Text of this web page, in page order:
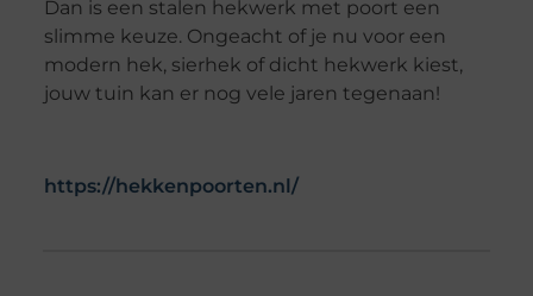
Dan is een stalen hekwerk met poort een
slimme keuze. Ongeacht of je nu voor een
modern hek, sierhek of dicht hekwerk kiest,
jouw tuin kan er nog vele jaren tegenaan!
https://hekkenpoorten.nl/